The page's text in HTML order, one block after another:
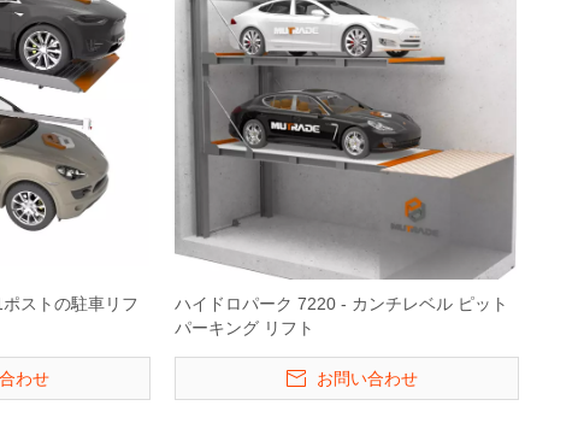
ストの駐車リフ
わせ
ハイドロパーク 7220 - カンチレベル ピット
パーキング リフト
お問い合わせ